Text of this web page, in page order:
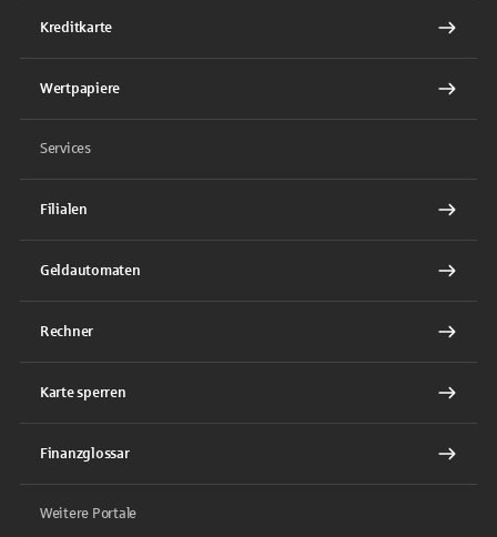
Kreditkarte
Wertpapiere
Services
Filialen
Geldautomaten
Rechner
Karte sperren
Finanzglossar
Weitere Portale